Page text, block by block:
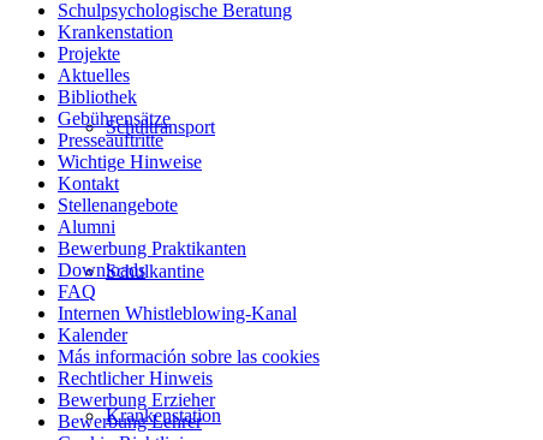
Schultransport
Schulkantine
Krankenstation
Schulpsychologische Beratung
Krankenstation
Projekte
Aktuelles
Bibliothek
Gebührensätze
Presseauftritte
Wichtige Hinweise
Kontakt
Stellenangebote
Alumni
Bewerbung Praktikanten
Downloads
FAQ
Internen Whistleblowing-Kanal
Kalender
Más información sobre las cookies
Rechtlicher Hinweis
Bewerbung Erzieher
Bewerbung Lehrer